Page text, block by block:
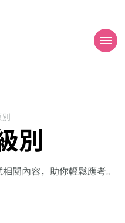
能力試
別
關內容，助你輕鬆應考。